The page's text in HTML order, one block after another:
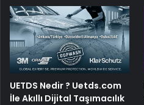
UETDS Nedir ? Uetds.com
İle Akıllı Dijital Taşımacılık